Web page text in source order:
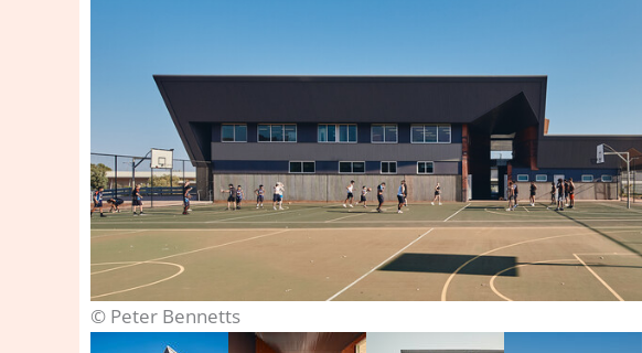
© Peter Bennetts